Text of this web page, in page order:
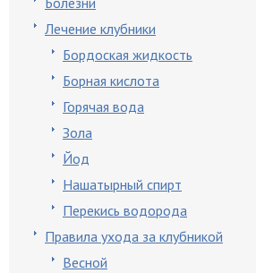
Лечение клубники
Бордоская жидкость
Борная кислота
Горячая вода
Зола
Йод
Нашатырный спирт
Перекись водорода
Правила ухода за клубникой
Весной